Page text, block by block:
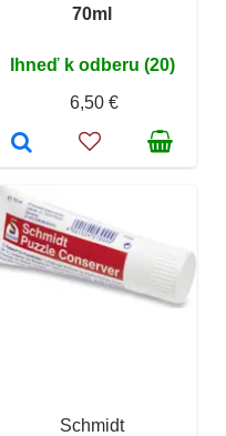
70ml
Ihneď k odberu (20)
6,50 €
Schmidt